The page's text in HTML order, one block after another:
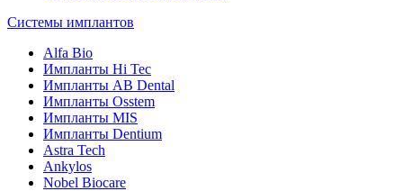
Системы имплантов
Alfa Bio
Импланты Hi Tec
Импланты AB Dental
Импланты Osstem
Импланты MIS
Импланты Dentium
Astra Tech
Ankylos
Nobel Biocare